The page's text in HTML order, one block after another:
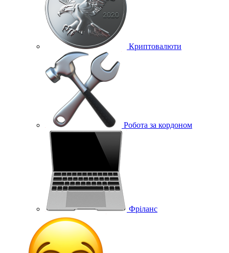
Криптовалюти
Робота за кордоном
Фріланс